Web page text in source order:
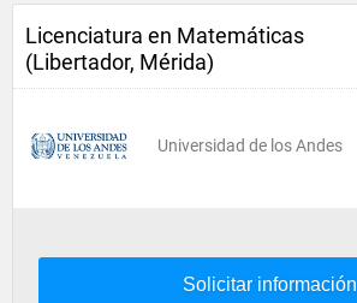
Licenciatura en Matemáticas
(Libertador, Mérida)
Universidad de los Andes
Solicitar información